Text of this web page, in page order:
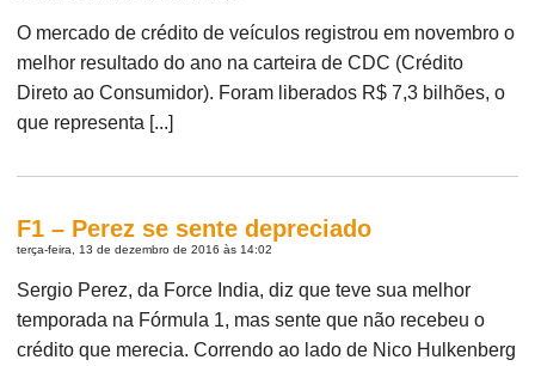
O mercado de crédito de veículos registrou em novembro o
melhor resultado do ano na carteira de CDC (Crédito
Direto ao Consumidor). Foram liberados R$ 7,3 bilhões, o
que representa [...]
F1 – Perez se sente depreciado
terça-feira, 13 de dezembro de 2016 às 14:02
Sergio Perez, da Force India, diz que teve sua melhor
temporada na Fórmula 1, mas sente que não recebeu o
crédito que merecia. Correndo ao lado de Nico Hulkenberg